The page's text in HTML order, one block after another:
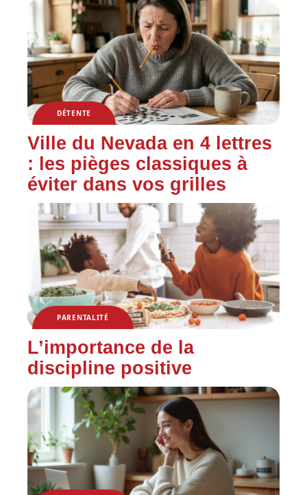
DÉTENTE
Ville du Nevada en 4 lettres
: les pièges classiques à
éviter dans vos grilles
PARENTALITÉ
L’importance de la
discipline positive